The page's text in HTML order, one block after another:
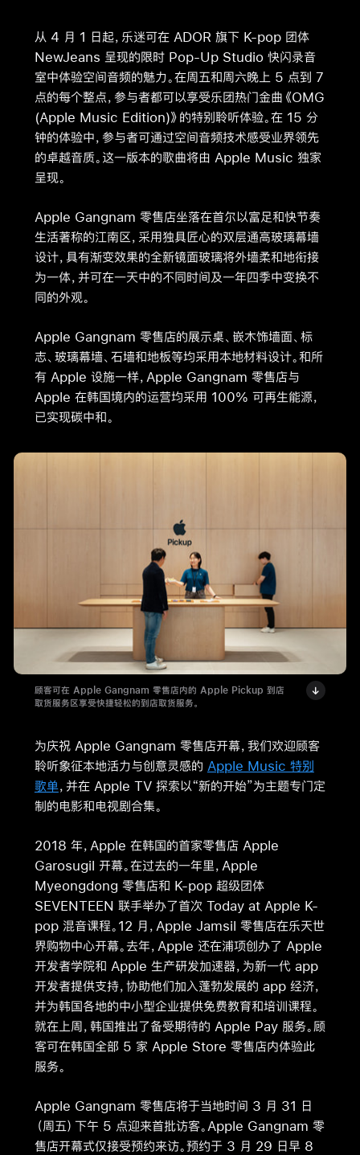
从 4 月 1 日起，乐迷可在 ADOR 旗下 K-pop 团体
NewJeans 呈现的限时 Pop-Up Studio 快闪录音
室中体验空间音频的魅力。在周五和周六晚上 5 点到 7
点的每个整点，参与者都可以享受乐团热门金曲《OMG
(Apple Music Edition)》的特别聆听体验。在 15 分
钟的体验中，参与者可通过空间音频技术感受业界领先
的卓越音质。这一版本的歌曲将由 Apple Music 独家
呈现。
Apple Gangnam 零售店坐落在首尔以富足和快节奏
生活著称的江南区，采用独具匠心的双层通高玻璃幕墙
设计，具有渐变效果的全新镜面玻璃将外墙柔和地衔接
为一体，并可在一天中的不同时间及一年四季中变换不
同的外观。
Apple Gangnam 零售店的展示桌、嵌木饰墙面、标
志、玻璃幕墙、石墙和地板等均采用本地材料设计。和所
有 Apple 设施一样，Apple Gangnam 零售店与
Apple 在韩国境内的运营均采用 100% 可再生能源，
已实现碳中和。
顾客可在 Apple Gangnam 零售店内的 Apple Pickup 到店
取货服务区享受快捷轻松的到店取货服务。
为庆祝 Apple Gangnam 零售店开幕，我们欢迎顾客
聆听象征本地活力与创意灵感的 Apple Music 特别
歌单，并在 Apple TV 探索以“新的开始”为主题专门定
制的电影和电视剧合集。
2018 年，Apple 在韩国的首家零售店 Apple
Garosugil 开幕。在过去的一年里，Apple
Myeongdong 零售店和 K-pop 超级团体
SEVENTEEN 联手举办了首次 Today at Apple K-
pop 混音课程。12 月，Apple Jamsil 零售店在乐天世
界购物中心开幕。去年，Apple 还在浦项创办了 Apple
开发者学院和 Apple 生产研发加速器，为新一代 app
开发者提供支持，协助他们加入蓬勃发展的 app 经济，
并为韩国各地的中小型企业提供免费教育和培训课程。
就在上周，韩国推出了备受期待的 Apple Pay 服务。顾
客可在韩国全部 5 家 Apple Store 零售店内体验此
服务。
Apple Gangnam 零售店将于当地时间 3 月 31 日
（周五）下午 5 点迎来首批访客。Apple Gangnam 零
售店开幕式仅接受预约来访。预约于 3 月 29 日早 8